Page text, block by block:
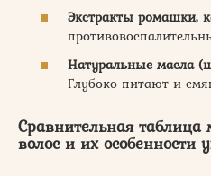
Экстракты ромашки,
Натуральные масла
Глубоко питают и
Сравнительная таблица
волос и их особенности